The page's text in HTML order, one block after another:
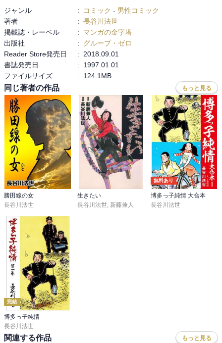
まぁ、各帖の頭に登場人物の関係図や内容のまとめがあるので、完
全なる初心者でいやいや源氏物語を勉強のために必要とする人には
使えなくもない…かな？
ただ、まんが化は簡単ではなかったのであろう…ということを考慮
して☆２つにしました。
源氏物語自体は、紫の上が亡くなったのが８月の１４日で、かぐや
姫が月に帰ったのと同じ８月１５日に火葬されて天に昇って行った
等、知識に裏打ちされた奥ゆかしい描写がたくさんあるな…と思い
ました。
ジャンル : コミック - 男性コミック
著者
: 長谷川法世
掲載誌・レーベル
:
マンガの金字塔
出版社
:
グループ・ゼロ
Reader Store発売日
:
2018.09.01
書誌発売日
:
1997.01.01
ファイルサイズ
: 124.1MB
同じ著者の作品 もっと見る
勝田線の女
長谷川法世
生きたい
長谷川法世, 新藤兼人
無料あり
博多っ子純情 大合本
長谷川法世
完結
博多っ子純情
長谷川法世
関連する作品 もっと見る